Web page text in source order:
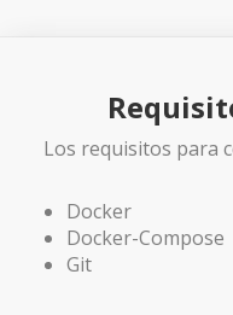
Los requisitos para
Docker
Docker-Compose
Git